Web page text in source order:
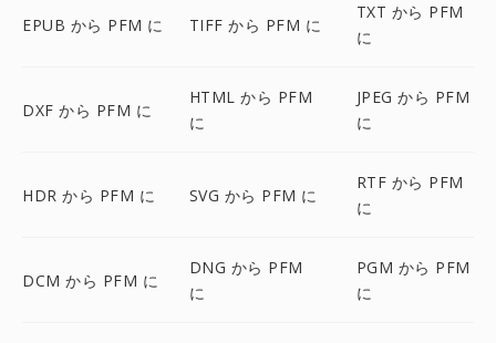
EPUB から PFM に TIFF から PFM に
TXT から PFM
に
DXF から PFM に
HTML から PFM
に
JPEG から PFM
に
HDR から PFM に SVG から PFM に
RTF から PFM
に
DCM から PFM に
DNG から PFM
に
PGM から PFM
に